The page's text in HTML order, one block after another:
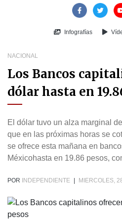
Infografías
NACIONAL
Los Bancos
dólar hasta en
El dólar tuvo un alza marginal
que en las próximas horas se
se ofrece esta mañana en
Méxicohasta en 19.86 pesos,
POR INDEPENDIENTE MIERCOLES,